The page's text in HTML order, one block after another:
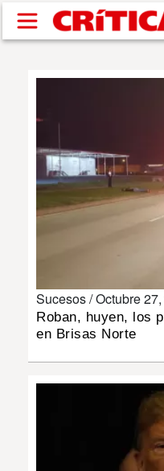
Pasar al contenido
SUCESOS
NACIONAL
POLÍTICA
DEPORTES
Sucesos /Octubre
Roban, huyen, los
en Brisas Norte